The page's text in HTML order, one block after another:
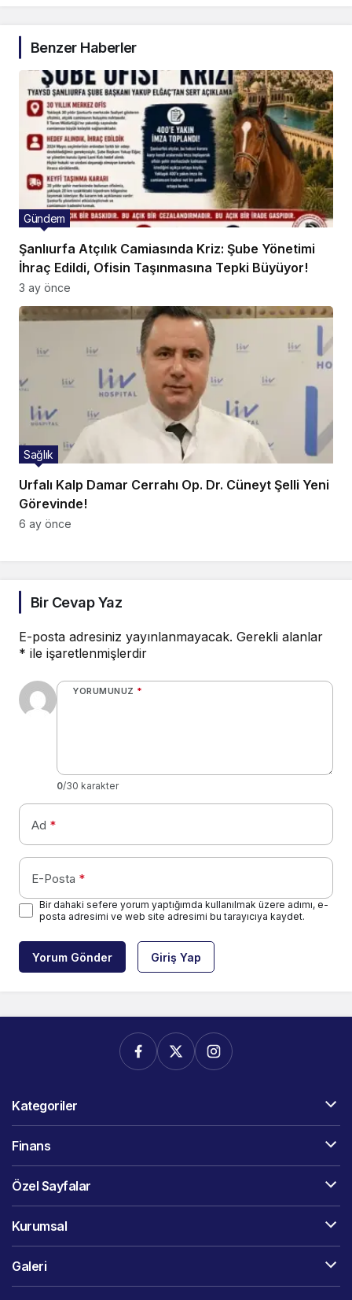
Benzer Haberler
Şanlıurfa Atçılık Camiasında Kriz: Şube Yönetimi
İhraç Edildi, Ofisin Taşınmasına Tepki Büyüyor!
Gündem
3 ay önce
Urfalı Kalp Damar Cerrahı Op. Dr. Cüneyt Şelli Yeni
Görevinde!
Sağlık
6 ay önce
Bir Cevap Yaz
E-posta adresiniz yayınlanmayacak. Gerekli alanlar
* ile işaretlenmişlerdir
YORUMUNUZ *
0/30 karakter
Ad *
E-Posta *
Bir dahaki sefere yorum yaptığımda kullanılmak üzere adımı, e-
posta adresimi ve web site adresimi bu tarayıcıya kaydet.
Yorum Gönder Giriş Yap
Kategoriler
Finans
Özel Sayfalar
Kurumsal
Galeri